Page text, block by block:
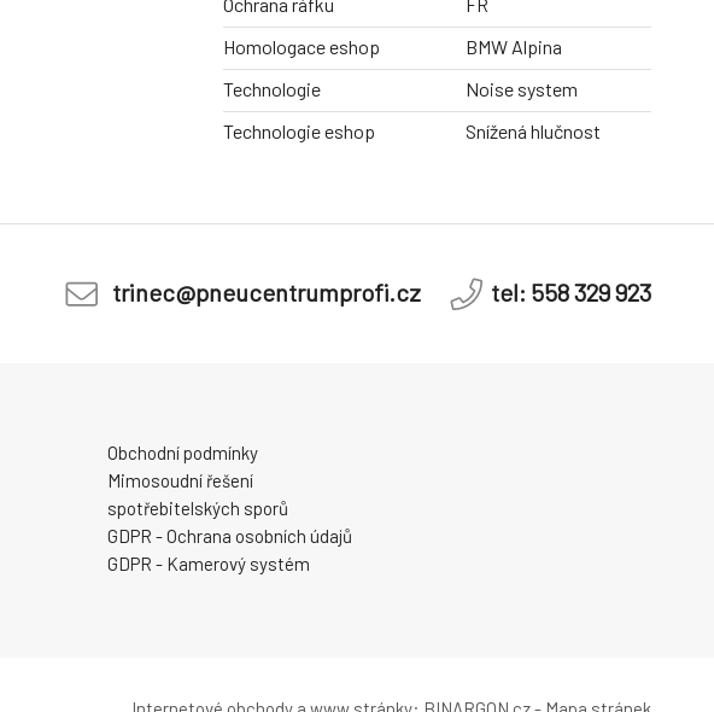
Homologace eshop
BMW Alpina
Technologie
Noise system
Technologie eshop
Snížená hlučnost
trinec@pneucentrumprofi.cz tel: 558 329 923
Obchodní podmínky
Mimosoudní řešení
spotřebitelských sporů
GDPR - Ochrana osobních údajů
GDPR - Kamerový systém